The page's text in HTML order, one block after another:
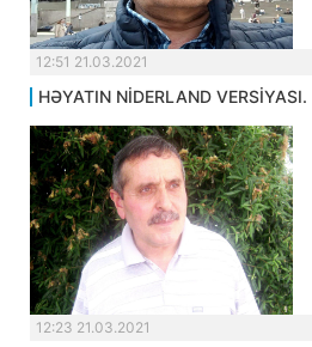
12:51 21.03.2021
HƏYATIN NİDERLAND VERSİYASI.
12:23 21.03.2021